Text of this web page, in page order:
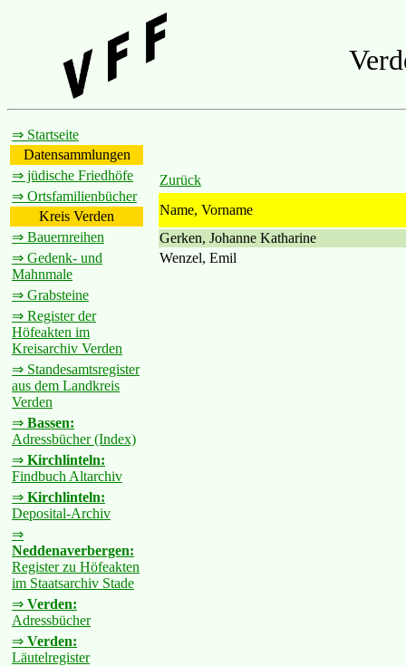
⇒ Startseite
Datensammlungen
⇒ jüdische Friedhöfe
⇒ Ortsfamilienbücher
Kreis Verden
⇒ Bauernreihen
⇒ Gedenk- und
Mahnmale
⇒ Grabsteine
⇒ Register der
Höfeakten im
Kreisarchiv Verden
⇒ Standesamtsregister
aus dem Landkreis
Verden
⇒ Bassen:
Adressbücher (Index)
⇒ Kirchlinteln:
Findbuch Altarchiv
⇒ Kirchlinteln:
Deposital-Archiv
⇒
Neddenaverbergen:
Register zu Höfeakten
im Staatsarchiv Stade
⇒ Verden:
Adressbücher
⇒ Verden:
Läutelregister
Zurück
Name, Vorname
Gerken, Johanne Katharine
Wenzel, Emil